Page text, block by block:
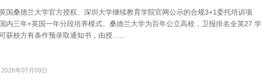
国桑德兰大学官方授权、深圳大学继续教育学院官网公示的合规3+1委托培训项
内三年+英国一年分段培养模式。桑德兰大学为百年公立高校，卫报排名全英27.学
获校方有条件预录取通知书，由授…...
年07月09日